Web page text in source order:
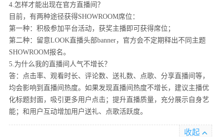
4.怎样才能出现在官方直播间？
目前，有两种途径获得SHOWROOM席位：
第一种：积极参加平台活动，获奖主播即可获得席位；
第二种：留意LOOK直播头部banner，官方会不定期释出不同主题
SHOWROOM报名。
5.为什么我的直播间人气不增长？
答：点击率、观看时长、评论数、送礼数、点歌、分享直播间等，
均会影响到直播间热度。如果发现直播间热度不增长，建议主播优
化标题封面，吸引更多用户点击；提升直播质量，充分展示自身艺
能；和用户互动增加用户送礼、点歌活跃度。
收起